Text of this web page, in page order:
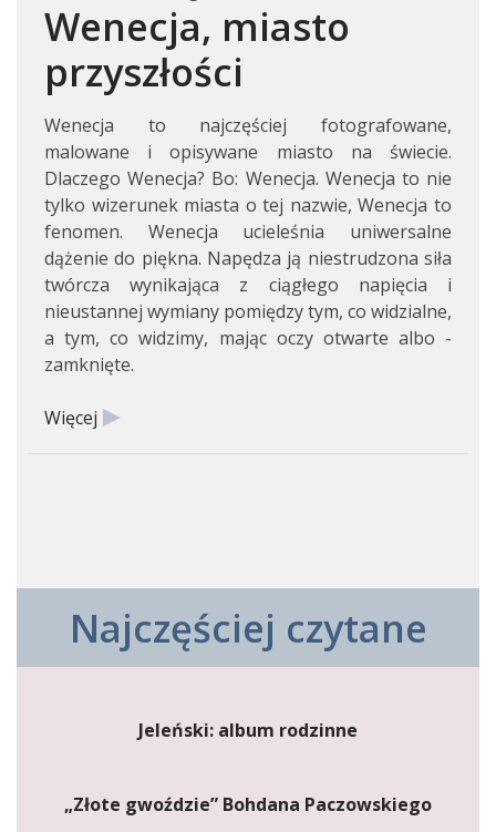
Wenecja, miasto
przyszłości
Wenecja to najczęściej fotografowane,
malowane i opisywane miasto na świecie.
Dlaczego Wenecja? Bo: Wenecja. Wenecja to nie
tylko wizerunek miasta o tej nazwie, Wenecja to
fenomen. Wenecja ucieleśnia uniwersalne
dążenie do piękna. Napędza ją niestrudzona siła
twórcza wynikająca z ciągłego napięcia i
nieustannej wymiany pomiędzy tym, co widzialne,
a tym, co widzimy, mając oczy otwarte albo -
zamknięte.
Więcej
Najczęściej czytane
Jeleński: album rodzinne
„Złote gwoździe” Bohdana Paczowskiego